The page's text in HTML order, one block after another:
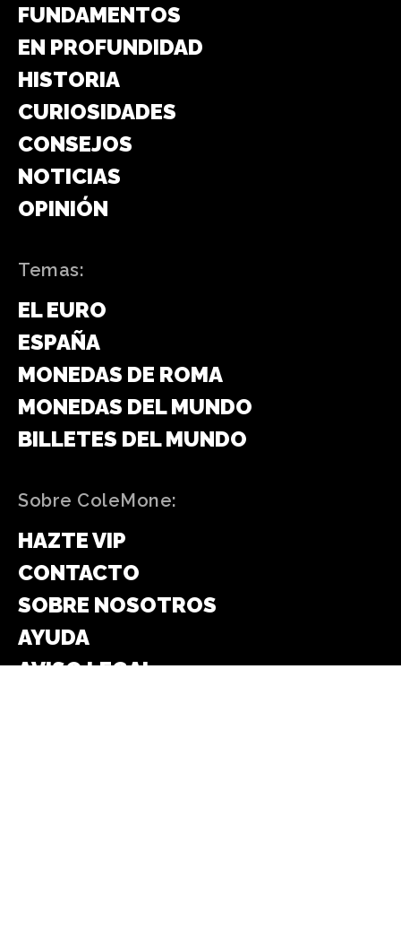
FUNDAMENTOS
EN PROFUNDIDAD
HISTORIA
CURIOSIDADES
CONSEJOS
NOTICIAS
OPINIÓN
Temas:
EL EURO
ESPAÑA
MONEDAS DE ROMA
MONEDAS DEL MUNDO
BILLETES DEL MUNDO
Sobre ColeMone:
HAZTE VIP
CONTACTO
SOBRE NOSOTROS
AYUDA
AVISO LEGAL